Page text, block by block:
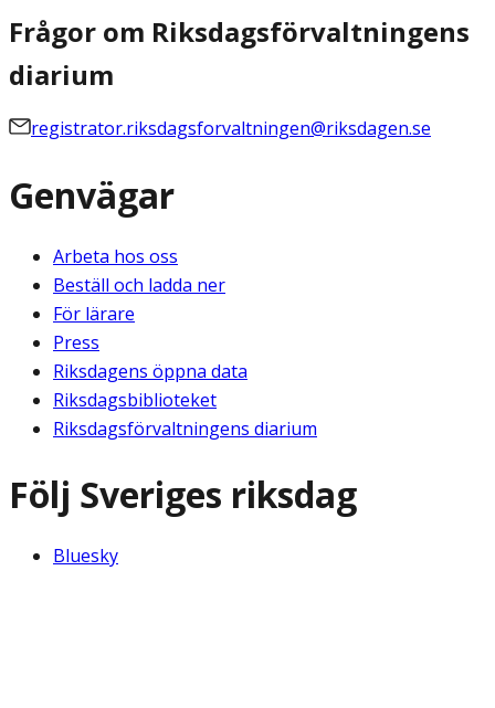
Frågor om Riksdagsförvaltningens
diarium
registrator.riksdagsforvaltningen@riksdagen.se
Genvägar
Arbeta hos oss
Beställ och ladda ner
För lärare
Press
Riksdagens öppna data
Riksdagsbiblioteket
Riksdagsförvaltningens diarium
Följ Sveriges riksdag
Bluesky